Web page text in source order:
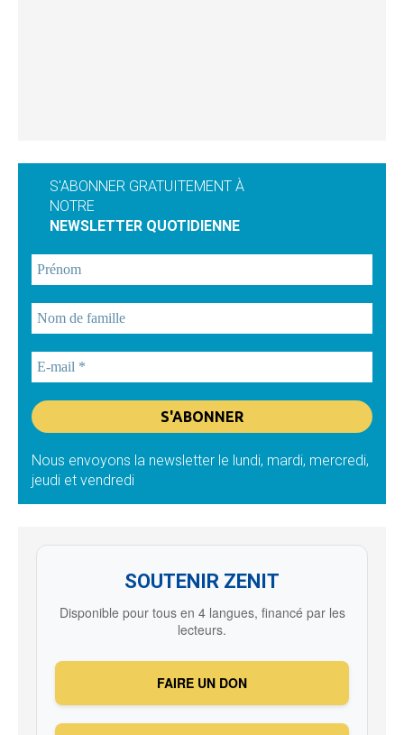
S'ABONNER GRATUITEMENT À
NOTRE
NEWSLETTER QUOTIDIENNE
Nous envoyons la newsletter le lundi, mardi, mercredi,
jeudi et vendredi
SOUTENIR ZENIT
Disponible pour tous en 4 langues, financé par les
lecteurs.
FAIRE UN DON